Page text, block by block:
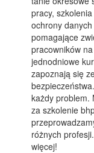
pracy,
ochrony
pomagające
pracowników
jednodniowe
zapoznają się
każdy problem.
za szkolenie
różnych
więcej!